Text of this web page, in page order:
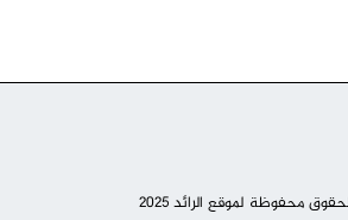
محفوظة لموقع الرائد 2025